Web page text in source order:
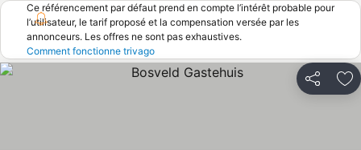
Ce référencement par défaut prend en compte l’intérêt probable pour
l’utilisateur, le tarif proposé et la compensation versée par les
annonceurs. Les offres ne sont pas exhaustives.
Comment fonctionne trivago
Partager